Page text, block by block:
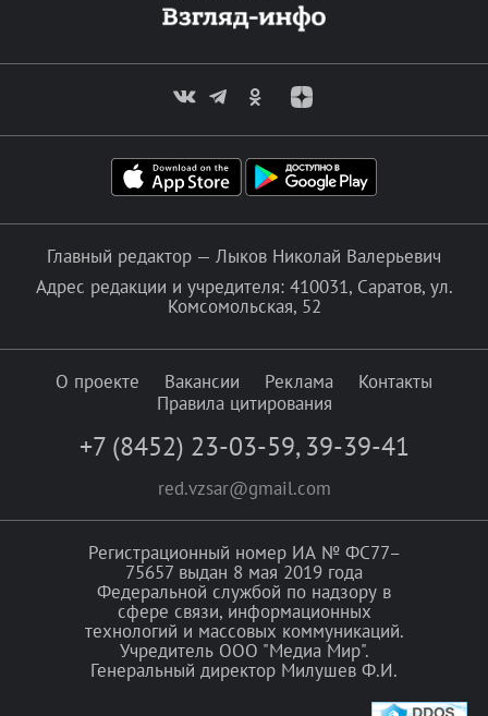
Главный редактор — Лыков Николай Валерьевич
Адрес редакции и учредителя: 410031, Саратов, ул.
Комсомольская, 52
О проекте Вакансии Реклама
Контакты
Правила цитирования
+7 (8452) 23-03-59, 39-39-41
red.vzsar@gmail.com
Регистрационный номер ИА № ФС77–
75657 выдан 8 мая 2019 года
Федеральной службой по надзору в
сфере связи, информационных
технологий и массовых коммуникаций.
Учредитель ООО "Медиа Мир".
Генеральный директор Милушев Ф.И.